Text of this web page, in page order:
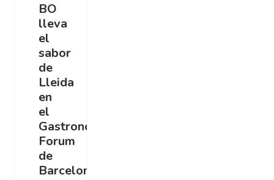
BO
lleva
el
sabor
de
Lleida
en
el
Gastronomic
Forum
de
Barcelona